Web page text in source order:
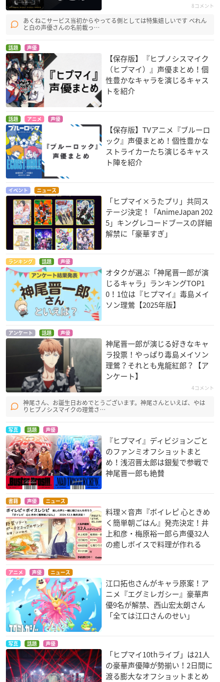
8コメント
あくねこサービス当初からやってる側としては特集嬉しいです べれん
と白の声優さんの名前載っ…
話題 声優
【保存版】『ヒプノシスマイク
（ヒプマイ）』声優まとめ！個
性豊かなキャラを演じるキャス
トを紹介
話題 アニメ 声優
【保存版】TVアニメ『ブルーロ
ック』声優まとめ！個性豊かな
ストライカーたち演じるキャス
ト陣を紹介
イベント ニュース
「ヒプマイ×うたプリ」共同ス
テージ決定！「AnimeJapan 202
5」キングレコードブースの詳細
解禁に「豪華すぎ」
ランキング 話題 声優
オタクが選ぶ「神尾晋一郎が演
じるキャラ」ランキングTOP1
0！1位は『ヒプマイ』毒島メイ
ソン理鶯【2025年版】
アンケート 話題 声優
神尾晋一郎が演じる好きなキャ
ラ投票！やっぱり毒島メイソン
理鶯？それとも鬼龍紅郎？【ア
ンケート】
4コメント
神尾さん、お誕生日おめでとうございます。神尾さんといえば、やは
りヒプノシスマイクの理鶯さ…
写真 話題 声優
『ヒプマイ』ディビジョンごと
のファンミオフショットまと
め！浅沼晋太郎は銀髪で参戦で
神尾晋一郎も絶賛
書籍 声優 ニュース
料理×音声『ボイレピ 心ときめ
く簡単朝ごはん』発売決定！井
上和彦・梅原裕一郎ら声優32人
の癒しボイスで料理が作れる
アニメ 声優 ニュース
江口拓也さんがキャラ原案！ア
ニメ『エグミレガシー』豪華声
優9名が解禁、西山宏太朗さん
「全ては江口さんのせい」
写真 話題 声優
「ヒプマイ10thライブ」は21人
の豪華声優陣が勢揃い！2日間に
渡る膨大なオフショットまとめ